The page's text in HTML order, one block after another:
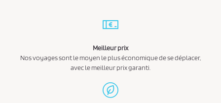
Meilleur prix
Nos voyages sont le moyen le plus économique de se déplacer,
avec le meilleur prix garanti.